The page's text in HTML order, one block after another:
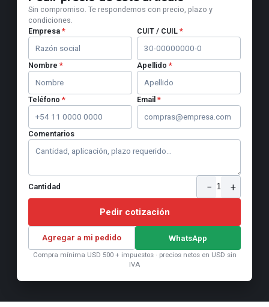
Sin compromiso. Te respondemos con precio, plazo y
condiciones.
Empresa * CUIT / CUIL *
Nombre * Apellido *
Teléfono * Email *
Comentarios
Cantidad − 1 +
Pedir cotización
Agregar a mi pedido WhatsApp
Compra mínima USD 500 + impuestos · precios netos en USD sin
IVA